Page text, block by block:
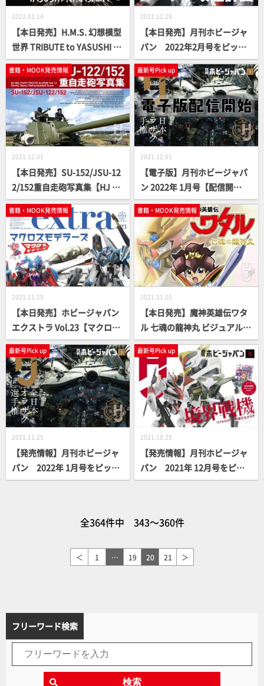
2022.01.14
【本日発売】H.M.S. 幻想模型
世界 TRIBUTE to YASUSHI NI
RASAWA【立体造形ムック】
2021.12.25
【本日発売】月刊ホビージャ
パン 2022年2月号をピック
アップ！
書籍・MOOK発売情報
2021.12.01
【本日発売】SU-152/JSU-12
2/152重自走砲写真集【HJ MI
LITARY PHOTO ALBUM】
最新号Pick up
2021.12.01
【電子版】月刊ホビージャパ
ン 2022年 1月号【配信開
始！】
書籍・MOOK発売情報
2021.11.29
【本日発売】ホビージャパン
エクストラ Vol.23【マクロス
モデラーズ】
書籍・MOOK発売情報
2021.11.25
【本日発売】魔神英雄伝ワタ
ル 七魂の龍神丸 ビジュアル＆
ストーリー【特別付録付き】
最新号Pick up
2021.11.25
【発売情報】月刊ホビージャ
パン 2022年 1月号をピック
アップ！
最新号Pick up
2021.10.25
【発売情報】月刊ホビージャ
パン 2021年 12月号をピッ
クアップ！
全364件中 343～360件
＜ 1 … 19 20 21 ＞
フリーワード検索
検索